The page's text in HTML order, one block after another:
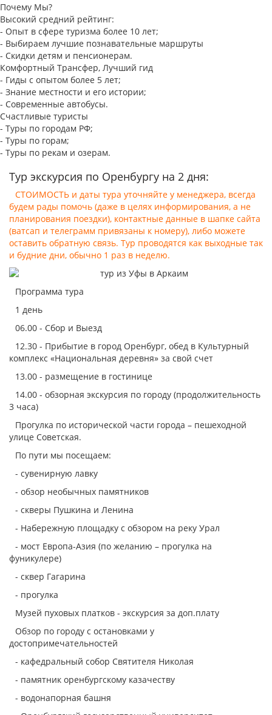
Почему Мы?
Высокий средний рейтинг:
- Опыт в сфере туризма более 10 лет;
- Выбираем лучшие познавательные маршруты
- Скидки детям и пенсионерам.
Комфортный Трансфер, Лучший гид
- Гиды с опытом более 5 лет;
- Знание местности и его истории;
- Современные автобусы.
Счастливые туристы
- Туры по городам РФ;
- Туры по горам;
- Туры по рекам и озерам.
Тур экскурсия по Оренбургу на 2 дня:
СТОИМОСТЬ и даты тура уточняйте у менеджера, всегда
будем рады помочь (даже в целях информирования, а не
планирования поездки), контактные данные в шапке сайта
(ватсап и телеграмм привязаны к номеру), либо можете
оставить обратную связь. Тур проводятся как выходные так
и будние дни, обычно 1 раз в неделю.
Программа тура
1 день
06.00 - Сбор и Выезд
12.30 - Прибытие в город Оренбург, обед в Культурный
комплекс «Национальная деревня» за свой счет
13.00 - размещение в гостинице
14.00 - обзорная экскурсия по городу (продолжительность
3 часа)
Прогулка по исторической части города – пешеходной
улице Советская.
По пути мы посещаем:
- сувенирную лавку
- обзор необычных памятников
- скверы Пушкина и Ленина
- Набережную площадку с обзором на реку Урал
- мост Европа-Азия (по желанию – прогулка на
фуникулере)
- сквер Гагарина
- прогулка
Музей пуховых платков - экскурсия за доп.плату
Обзор по городу с остановками у
достопримечательностей
- кафедральный собор Святителя Николая
- памятник оренбургскому казачеству
- водонапорная башня